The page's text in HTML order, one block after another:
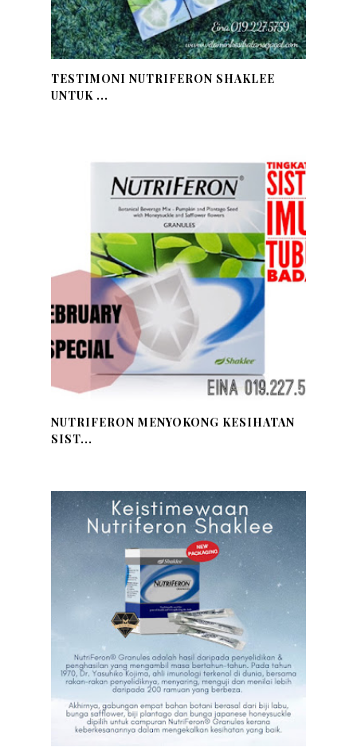
TESTIMONI NUTRIFERON SHAKLEE
UNTUK ...
NUTRIFERON MENYOKONG KESIHATAN
SIST...